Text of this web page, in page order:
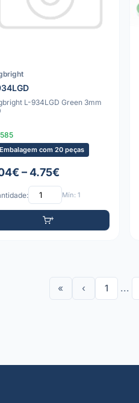
L-934LGD Green 3mm
Embalagem com 20 peças
– 4.75€
Mín: 1
« ‹ 1 ...